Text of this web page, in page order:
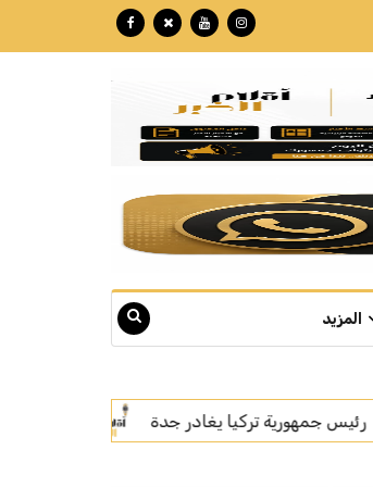
المزيد
اتفاقية مكة.. رسالة قوة بلغة السلام